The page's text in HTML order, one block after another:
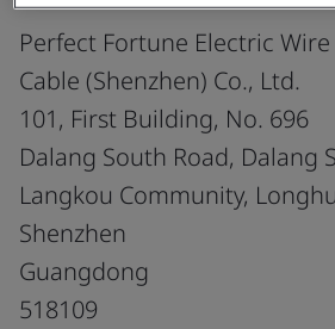
Perfect Fortune Electric
Cable (Shenzhen) Co., Ltd.
101, First Building, No. 696
Dalang South Road, Dalang
Langkou Community,
Shenzhen
Guangdong
518109